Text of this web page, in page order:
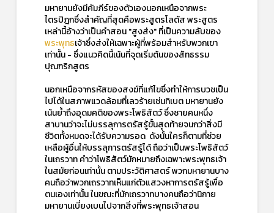
มหายานยังมีคัมภีร์ของตัวเองนอกเหนือจากพระ
ไตรปิฎกซึ่งสำคัญที่สุดคือพระสูตรโลตัส พระสูตร
เหล่านี้อ้างว่าเป็นคำสอน "สูงส่ง" ที่เป็นความลับของ
พระพุทธเจ้าซึ่งส่งให้เฉพาะผู้ที่พร้อมสำหรับพวกเขา
เท่านั้น - ซึ่งแนวคิดนี้เน้นที่จุดเริ่มต้นของสัทธรรม
ปุณฑริกสูตร
นอกเหนือจากรหัสของสงฆ์ที่แก้ไขซึ่งทำให้การบวชเป็น
ไปได้ในสภาพแวดล้อมที่เลวร้ายเช่นทิเบต มหายานยัง
เน้นย้ำถึงอุดมคติของพระโพธิสัตว์ ซึ่งชายคนหนึ่ง
สาบานว่าจะไม่บรรลุการตรัสรู้ขั้นสุดท้ายจนกว่าสิ่งมี
ชีวิตทั้งหมดจะได้รับความรอด ดังนั้นใครก็ตามที่ช่วย
เหลือผู้อื่นให้บรรลุการตรัสรู้ได้ ถือว่าเป็นพระโพธิสัตว์
ในเถรวาท คำว่าโพธิสัตว์มักหมายถึงเฉพาะพระพุทธเจ้า
ในสมัยก่อนเท่านั้น ตามประวัติศาสตร์ พวกมหายานบาง
คนถือว่าพวกเถรวาทเห็นแก่ตัวแสวงหาการตรัสรู้เพื่อ
ตนเองเท่านั้น ในขณะที่นักเถรวาทบางคนถือว่านิกาย
มหายานเบี่ยงเบนไปจากสิ่งที่พระพุทธเจ้าสอน